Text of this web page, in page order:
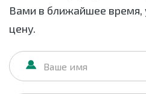
Вами в ближайшее время,
цену.